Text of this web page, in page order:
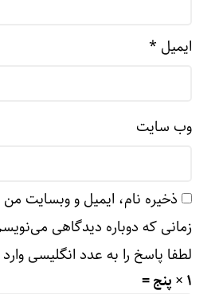
ایمیل *
وب‌ سایت
ذخیره نام، ایمیل و وبسایت من
زمانی که دوباره دیدگاهی
لطفا پاسخ را به عدد انگلیسی
1 × پنج =